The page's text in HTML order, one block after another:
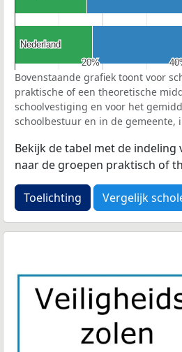
20%
20%
Nederland
Nederland
Bovenstaande grafiek toont voor
praktische of een theoretische
schoolvestiging en voor het
schoolbestuur en in de gemeente,
Bekijk de tabel met de
naar de groepen praktisch of
Toelichting Vergelijk